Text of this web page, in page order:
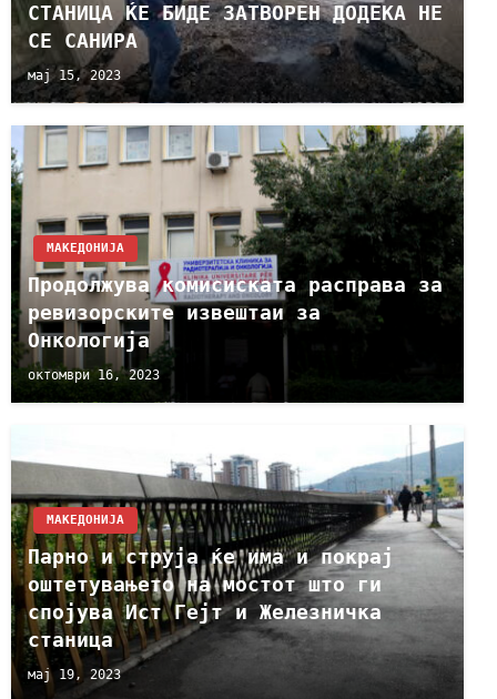
СТАНИЦА ЌЕ БИДЕ ЗАТВОРЕН ДОДЕКА НЕ
СЕ САНИРА
мај 15, 2023
МАКЕДОНИЈА
Продолжува комисиската расправа за
ревизорските извештаи за
Онкологија
октомври 16, 2023
МАКЕДОНИЈА
Парно и струја ќе има и покрај
оштетувањето на мостот што ги
спојува Ист Гејт и Железничка
станица
мај 19, 2023